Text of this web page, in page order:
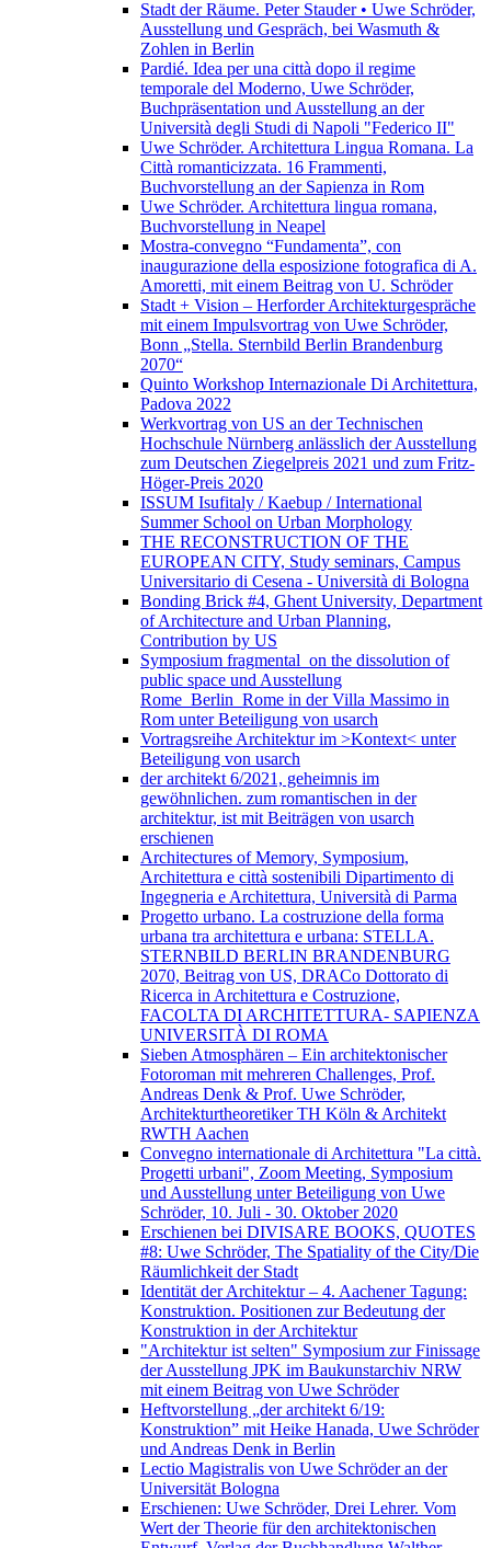
Stadt der Räume. Peter Stauder • Uwe Schröder,
Ausstellung und Gespräch, bei Wasmuth &
Zohlen in Berlin
Pardié. Idea per una città dopo il regime
temporale del Moderno, Uwe Schröder,
Buchpräsentation und Ausstellung an der
Università degli Studi di Napoli "Federico II"
Uwe Schröder. Architettura Lingua Romana. La
Città romanticizzata. 16 Frammenti,
Buchvorstellung an der Sapienza in Rom
Uwe Schröder. Architettura lingua romana,
Buchvorstellung in Neapel
Mostra-convegno “Fundamenta”, con
inaugurazione della esposizione fotografica di A.
Amoretti, mit einem Beitrag von U. Schröder
Stadt + Vision – Herforder Architekturgespräche
mit einem Impulsvortrag von Uwe Schröder,
Bonn „Stella. Sternbild Berlin Brandenburg
2070“
Quinto Workshop Internazionale Di Architettura,
Padova 2022
Werkvortrag von US an der Technischen
Hochschule Nürnberg anlässlich der Ausstellung
zum Deutschen Ziegelpreis 2021 und zum Fritz-
Höger-Preis 2020
ISSUM Isufitaly / Kaebup / International
Summer School on Urban Morphology
THE RECONSTRUCTION OF THE
EUROPEAN CITY, Study seminars, Campus
Universitario di Cesena - Università di Bologna
Bonding Brick #4, Ghent University, Department
of Architecture and Urban Planning,
Contribution by US
Symposium fragmental_on the dissolution of
public space und Ausstellung
Rome_Berlin_Rome in der Villa Massimo in
Rom unter Beteiligung von usarch
Vortragsreihe Architektur im >Kontext< unter
Beteiligung von usarch
der architekt 6/2021, geheimnis im
gewöhnlichen. zum romantischen in der
architektur, ist mit Beiträgen von usarch
erschienen
Architectures of Memory, Symposium,
Architettura e città sostenibili Dipartimento di
Ingegneria e Architettura, Università di Parma
Progetto urbano. La costruzione della forma
urbana tra architettura e urbana: STELLA.
STERNBILD BERLIN BRANDENBURG
2070, Beitrag von US, DRACo Dottorato di
Ricerca in Architettura e Costruzione,
FACOLTA DI ARCHITETTURA- SAPIENZA
UNIVERSITÀ DI ROMA
Sieben Atmosphären – Ein architektonischer
Fotoroman mit mehreren Challenges, Prof.
Andreas Denk & Prof. Uwe Schröder,
Architekturtheoretiker TH Köln & Architekt
RWTH Aachen
Convegno internationale di Architettura "La città.
Progetti urbani", Zoom Meeting, Symposium
und Ausstellung unter Beteiligung von Uwe
Schröder, 10. Juli - 30. Oktober 2020
Erschienen bei DIVISARE BOOKS, QUOTES
#8: Uwe Schröder, The Spatiality of the City/Die
Räumlichkeit der Stadt
Identität der Architektur – 4. Aachener Tagung:
Konstruktion. Positionen zur Bedeutung der
Konstruktion in der Architektur
"Architektur ist selten" Symposium zur Finissage
der Ausstellung JPK im Baukunstarchiv NRW
mit einem Beitrag von Uwe Schröder
Heftvorstellung „der architekt 6/19:
Konstruktion” mit Heike Hanada, Uwe Schröder
und Andreas Denk in Berlin
Lectio Magistralis von Uwe Schröder an der
Universität Bologna
Erschienen: Uwe Schröder, Drei Lehrer. Vom
Wert der Theorie für den architektonischen